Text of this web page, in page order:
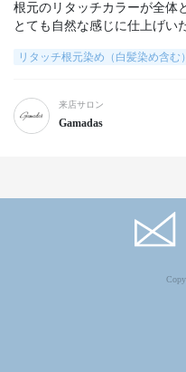
根元のリタッチカラーが全体
リタッチ根元染め（白髪染め含む）
来店サロン
Gamadas